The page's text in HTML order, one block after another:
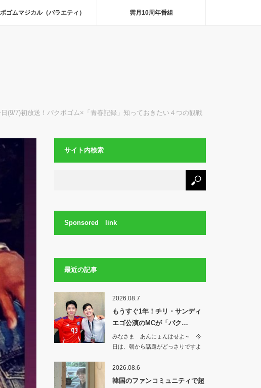
ボゴムマジカル（バラエティ） 雲月10周年番組
(9/7)初放送！パクボゴム×「青春記録」知っておきたい４つの観戦
サイト内検索
Sponsored link
最近の記事
2026.08.7
もうすぐ1年！チリ・サンディ
エゴ公演のMCが「パク…
みなさま あんにょんはせよ～ 今
日は、朝から話題がどっさりですよ
2026.08.6
韓国のファンコミュニティで超